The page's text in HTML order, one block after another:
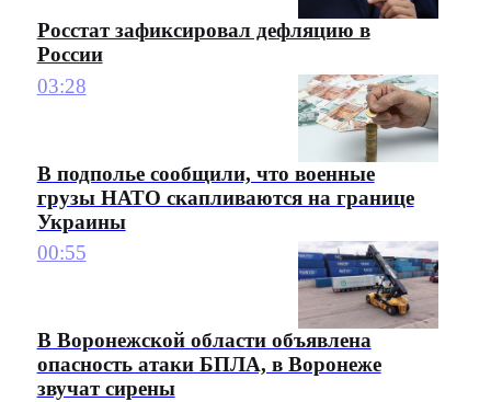
Росстат зафиксировал дефляцию в
России
03:28
В подполье сообщили, что военные
грузы НАТО скапливаются на границе
Украины
00:55
В Воронежской области объявлена
опасность атаки БПЛА, в Воронеже
звучат сирены